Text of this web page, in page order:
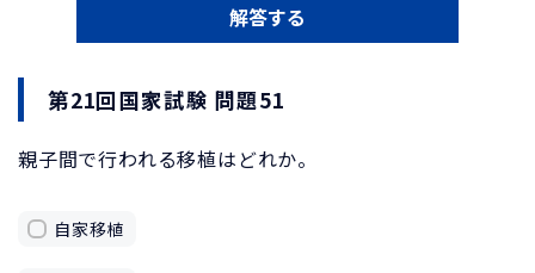
解答する
第21回国家試験 問題51
親子間で行われる移植はどれか。
自家移植